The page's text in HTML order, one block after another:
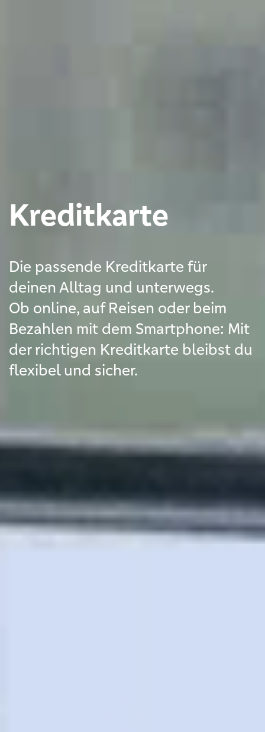
Kreditkarte
Die passende Kreditkarte für
deinen Alltag und unterwegs.
Ob online, auf Reisen oder beim
Bezahlen mit dem Smartphone: Mit
der richtigen Kreditkarte bleibst du
flexibel und sicher.